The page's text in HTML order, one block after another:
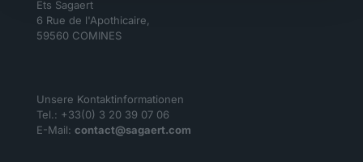
Ets Sagaert
6 Rue de l'Apothicaire,
59560 COMINES
Unsere Kontaktinformationen
Tel.: +33(0) 3 20 39 07 06
E-Mail: contact@sagaert.com